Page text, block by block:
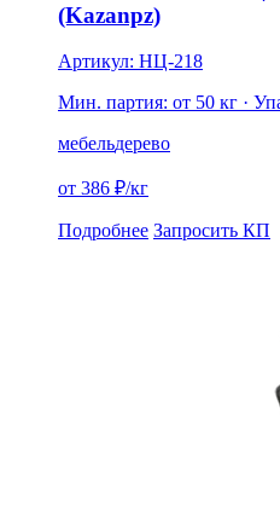
(Kazanpz)
Артикул: НЦ-218
Мин. партия: от 50 кг ·
мебельдерево
от 386 ₽/кг
Подробнее Запросить КП